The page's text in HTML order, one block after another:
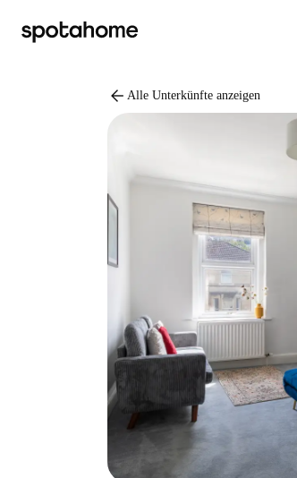
arrow_back Alle Unterkünfte anzeigen